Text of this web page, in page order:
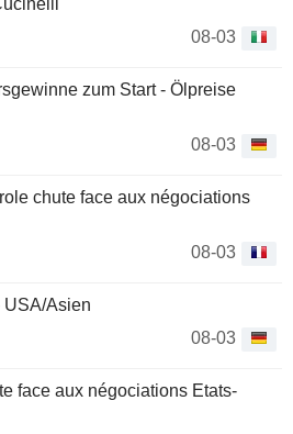
08-03
zum Start - Ölpreise
08-03
chute face aux négociations
08-03
USA/Asien
08-03
face aux négociations Etats-